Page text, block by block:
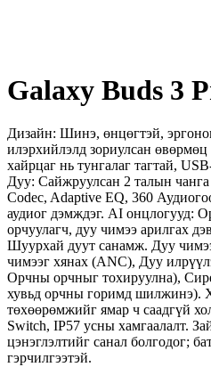
Galaxy Buds 3
Дизайн: Шинэ, өнцөгтэй,
илэрхийлэлд зориулсан
хайрцаг нь тунгалаг тагтай,
Дуу: Сайжруулсан 2 талын чанга
Codec, Adaptive EQ, 360
аудиог дэмждэг. AI онцлогууд:
орчуулагч, дуу чимээ арилгах
Шуурхай дуут санамж. Дуу
чимээг хянах (ANC), Дуу
Орчны орчныг тохируулна),
хувьд орчны горимд шилжинэ).
төхөөрөмжийг ямар ч саадгүй
Switch, IP57 усны хамгаалалт.
цэнэглэлтийг санал болгодог;
гэрчилгээтэй.